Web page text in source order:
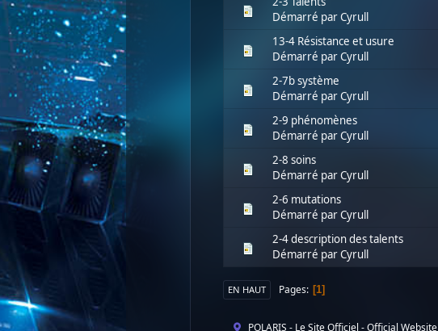
Démarré parCyrull
13-4 Résistance et usure
Démarré parCyrull
2-7b système
Démarré parCyrull
2-9 phénomènes
Démarré parCyrull
2-8 soins
Démarré parCyrull
2-6 mutations
Démarré parCyrull
2-4 description des talents
Démarré parCyrull
EN HAUT Pages 1
POLARIS - Le Site Officiel - Official Website